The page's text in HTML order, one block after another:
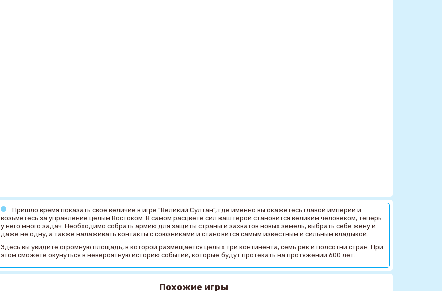
Пришло время показать свое величие в игре "Великий Султан", где именно вы окажетесь главой империи и
возьметесь за управление целым Востоком. В самом расцвете сил ваш герой становится великим человеком, теперь
у него много задач. Необходимо собрать армию для защиты страны и захватов новых земель, выбрать себе жену и
даже не одну, а также налаживать контакты с союзниками и становится самым известным и сильным владыкой.
Здесь вы увидите огромную площадь, в которой размещается целых три континента, семь рек и полсотни стран. При
этом сможете окунуться в невероятную историю событий, которые будут протекать на протяжении 600 лет.
Похожие игры